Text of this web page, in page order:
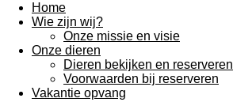
Home
Wie zijn wij?
Onze missie en visie
Onze dieren
Dieren bekijken en reserveren
Voorwaarden bij reserveren
Vakantie opvang